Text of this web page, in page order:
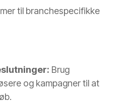
til branchespecifikke
Brug
og kampagner til at